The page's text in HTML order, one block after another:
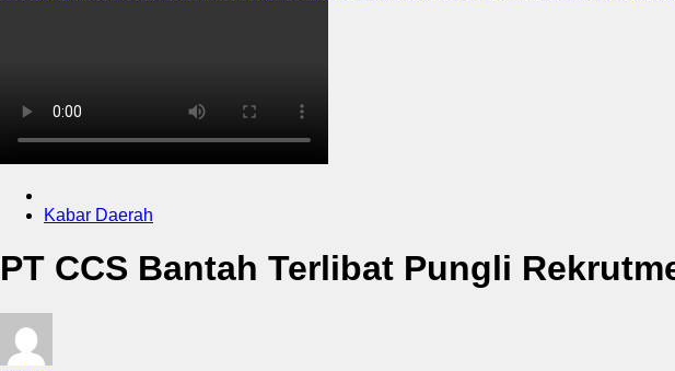
Kabar Daerah
PT CCS Bantah Terlibat Pungli